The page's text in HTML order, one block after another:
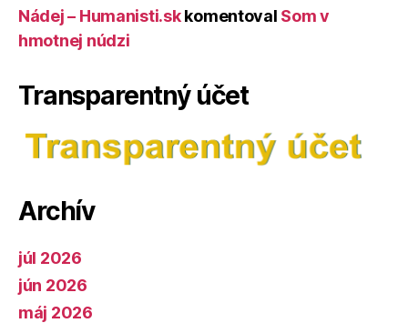
Nádej – Humanisti.skkomentoval Som v
hmotnej núdzi
Transparentný účet
Archív
júl 2026
jún 2026
máj 2026